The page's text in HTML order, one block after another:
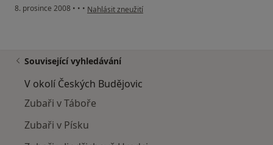
8. prosince 2008 • • • podle názoru uživatele M
Nahlásit zneužití
Související vyhledávání
V okolí Českých Budějovic
Zubaři v Táboře
Zubaři v Písku